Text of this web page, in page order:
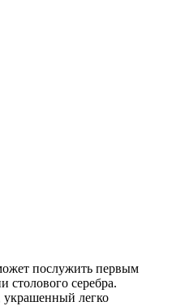
послужить первым
столового серебра.
украшенный легко